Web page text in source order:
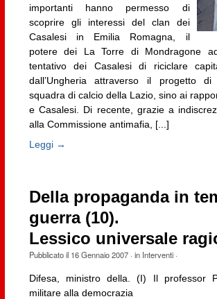
importanti hanno permesso di
scoprire gli interessi del clan dei
Casalesi in Emilia Romagna, il
potere dei La Torre di Mondragone
tentativo dei Casalesi di riciclare
dall’Ungheria attraverso il progetto
squadra di calcio della Lazio, sino ai
e Casalesi. Di recente, grazie a
alla Commissione antimafia, [...]
Leggi →
Della propaganda in
guerra (10).
Lessico universale
Pubblicato il 16 Gennaio 2007· in Interventi·
Difesa, ministro della. (I) Il professor
militare alla democrazia